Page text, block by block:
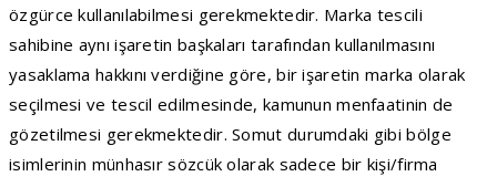
özgürce kullanılabilmesi gerekmektedir. Marka tescili
sahibine aynı işaretin başkaları tarafından kullanılmasını
yasaklama hakkını verdiğine göre, bir işaretin marka olarak
seçilmesi ve tescil edilmesinde, kamunun menfaatinin de
gözetilmesi gerekmektedir. Somut durumdaki gibi bölge
isimlerinin münhasır sözcük olarak sadece bir kişi/firma